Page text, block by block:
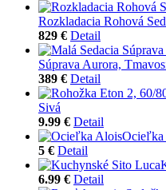
Rozkladacia Rohová
829 € Detail
Súprava Aurora,
389 € Detail
Sivá
9.99 € Detail
Ocieľka
5 € Detail
6.99 € Detail